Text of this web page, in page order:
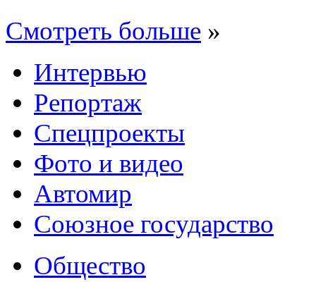
Смотреть больше »
Интервью
Репортаж
Спецпроекты
Фото и видео
Автомир
Союзное государство
Общество